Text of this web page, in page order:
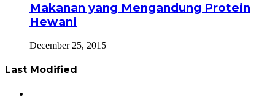
Makanan yang Mengandung Protein
Hewani
December 25, 2015
Last Modified